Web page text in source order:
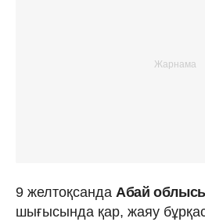
9 желтоқсанда Абай
шығысында қар, жаяу